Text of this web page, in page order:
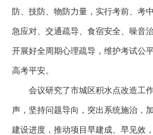
防、技防、物防力量，实行考前、考
急应对、交通疏导、食宿安全、噪音
开展好全周期心理疏导，维护考试公
高考平安。
会议研究了市城区积水点改造工
声，坚持问题导向，突出系统施治，
建设进度，推动项目早建成、早见效